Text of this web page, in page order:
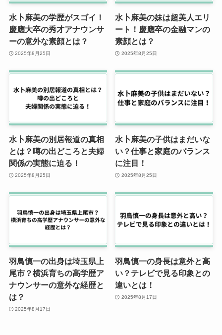
水卜麻美の学歴がスゴイ！
慶應大卒の秀才アナウンサ
ーの意外な素顔とは？
2025年8月25日
水卜麻美の妹は超美人エリ
ート！慶應卒の金融マンの
素顔とは？
2025年8月25日
水卜麻美の別居報道の真相
とは？噂の出どころと夫婦
関係の実態に迫る！
2025年8月25日
水卜麻美の子供はまだいな
い？仕事と家庭のバランス
に注目！
2025年8月25日
羽鳥慎一の出身は埼玉県上
尾市？横浜育ちの高学歴ア
ナウンサーの意外な経歴と
は？
2025年8月17日
羽鳥慎一の身長は意外と高
い？テレビで見る印象との
違いとは！
2025年8月17日